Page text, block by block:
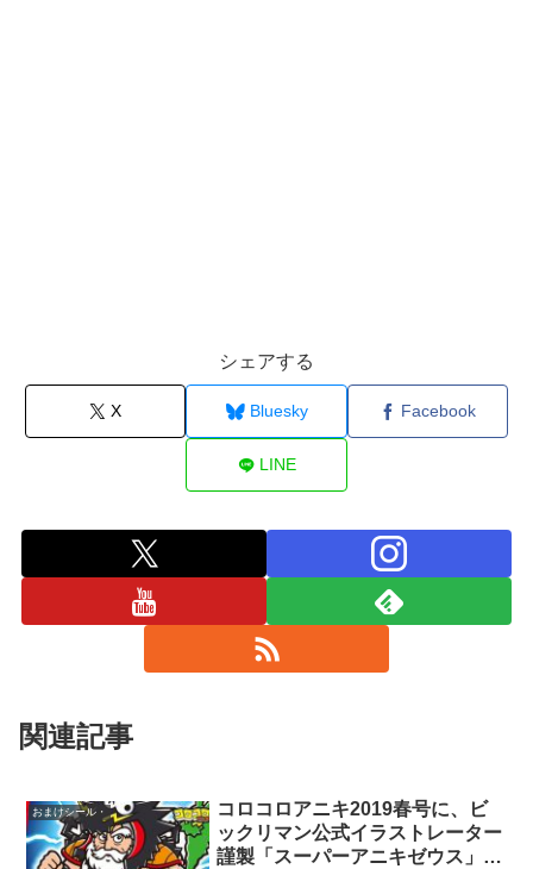
シェアする
X Bluesky Facebook
LINE
関連記事
おまけシール・
コロコロアニキ2019春号に、ビ
ックリマン公式イラストレーター
謹製「スーパーアニキゼウス」下